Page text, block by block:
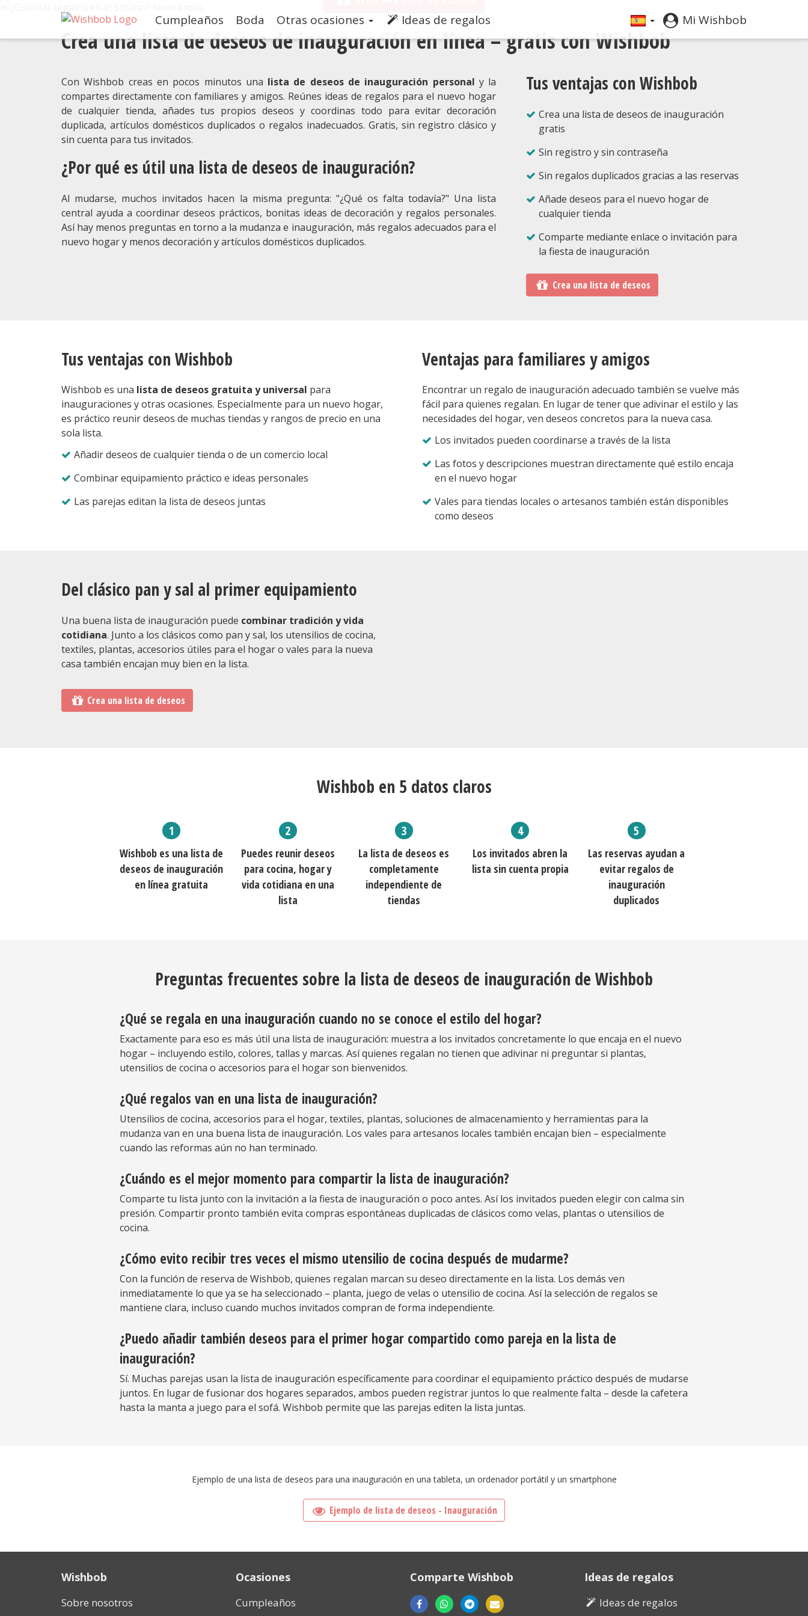
Cumpleaños Boda Otras ocasiones Ideas de regalos Mi Wishbob
Crea una lista de deseos de inauguración en línea – gratis con Wishbob
Con Wishbob creas en pocos minutos una lista de deseos de inauguración personal y la
compartes directamente con familiares y amigos. Reúnes ideas de regalos para el nuevo hogar
de cualquier tienda, añades tus propios deseos y coordinas todo para evitar decoración
duplicada, artículos domésticos duplicados o regalos inadecuados. Gratis, sin registro clásico y
sin cuenta para tus invitados.
¿Por qué es útil una lista de deseos de inauguración?
Al mudarse, muchos invitados hacen la misma pregunta: "¿Qué os falta todavía?" Una lista
central ayuda a coordinar deseos prácticos, bonitas ideas de decoración y regalos personales.
Así hay menos preguntas en torno a la mudanza e inauguración, más regalos adecuados para el
nuevo hogar y menos decoración y artículos domésticos duplicados.
Tus ventajas con Wishbob
Crea una lista de deseos de inauguración
gratis
Sin registro y sin contraseña
Sin regalos duplicados gracias a las reservas
Añade deseos para el nuevo hogar de
cualquier tienda
Comparte mediante enlace o invitación para
la fiesta de inauguración
Crea una lista de deseos
Tus ventajas con Wishbob
Wishbob es una lista de deseos gratuita y universal para
inauguraciones y otras ocasiones. Especialmente para un nuevo hogar,
es práctico reunir deseos de muchas tiendas y rangos de precio en una
sola lista.
Añadir deseos de cualquier tienda o de un comercio local
Combinar equipamiento práctico e ideas personales
Las parejas editan la lista de deseos juntas
Ventajas para familiares y amigos
Encontrar un regalo de inauguración adecuado también se vuelve más
fácil para quienes regalan. En lugar de tener que adivinar el estilo y las
necesidades del hogar, ven deseos concretos para la nueva casa.
Los invitados pueden coordinarse a través de la lista
Las fotos y descripciones muestran directamente qué estilo encaja
en el nuevo hogar
Vales para tiendas locales o artesanos también están disponibles
como deseos
Del clásico pan y sal al primer equipamiento
Una buena lista de inauguración puede combinar tradición y vida
cotidiana. Junto a los clásicos como pan y sal, los utensilios de cocina,
textiles, plantas, accesorios útiles para el hogar o vales para la nueva
casa también encajan muy bien en la lista.
Crea una lista de deseos
Wishbob en 5 datos claros
Wishbob es una lista de
deseos de inauguración
en línea gratuita
Puedes reunir deseos
para cocina, hogar y
vida cotidiana en una
lista
La lista de deseos es
completamente
independiente de
tiendas
Los invitados abren la
lista sin cuenta propia
Las reservas ayudan a
evitar regalos de
inauguración
duplicados
Preguntas frecuentes sobre la lista de deseos de inauguración de Wishbob
¿Qué se regala en una inauguración cuando no se conoce el estilo del hogar?
Exactamente para eso es más útil una lista de inauguración: muestra a los invitados concretamente lo que encaja en el nuevo
hogar – incluyendo estilo, colores, tallas y marcas. Así quienes regalan no tienen que adivinar ni preguntar si plantas,
utensilios de cocina o accesorios para el hogar son bienvenidos.
¿Qué regalos van en una lista de inauguración?
Utensilios de cocina, accesorios para el hogar, textiles, plantas, soluciones de almacenamiento y herramientas para la
mudanza van en una buena lista de inauguración. Los vales para artesanos locales también encajan bien – especialmente
cuando las reformas aún no han terminado.
¿Cuándo es el mejor momento para compartir la lista de inauguración?
Comparte tu lista junto con la invitación a la fiesta de inauguración o poco antes. Así los invitados pueden elegir con calma sin
presión. Compartir pronto también evita compras espontáneas duplicadas de clásicos como velas, plantas o utensilios de
cocina.
¿Cómo evito recibir tres veces el mismo utensilio de cocina después de mudarme?
Con la función de reserva de Wishbob, quienes regalan marcan su deseo directamente en la lista. Los demás ven
inmediatamente lo que ya se ha seleccionado – planta, juego de velas o utensilio de cocina. Así la selección de regalos se
mantiene clara, incluso cuando muchos invitados compran de forma independiente.
¿Puedo añadir también deseos para el primer hogar compartido como pareja en la lista de
inauguración?
Sí. Muchas parejas usan la lista de inauguración específicamente para coordinar el equipamiento práctico después de mudarse
juntos. En lugar de fusionar dos hogares separados, ambos pueden registrar juntos lo que realmente falta – desde la cafetera
hasta la manta a juego para el sofá. Wishbob permite que las parejas editen la lista juntas.
Ejemplo de una lista de deseos para una inauguración en una tableta, un ordenador portátil y un smartphone
Ejemplo de lista de deseos - Inauguración
Wishbob
Sobre nosotros
Ocasiones
Cumpleaños
Comparte Wishbob Ideas de regalos
Ideas de regalos